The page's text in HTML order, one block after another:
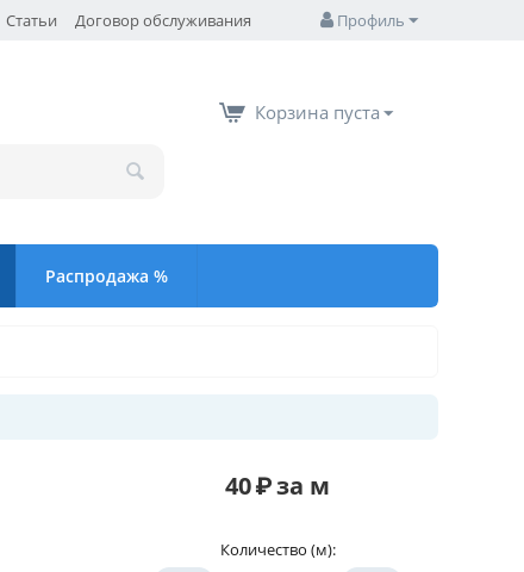
Профиль
Статьи Договор обслуживания
Корзина пуста
Распродажа %
40₽за м
Количество (м):